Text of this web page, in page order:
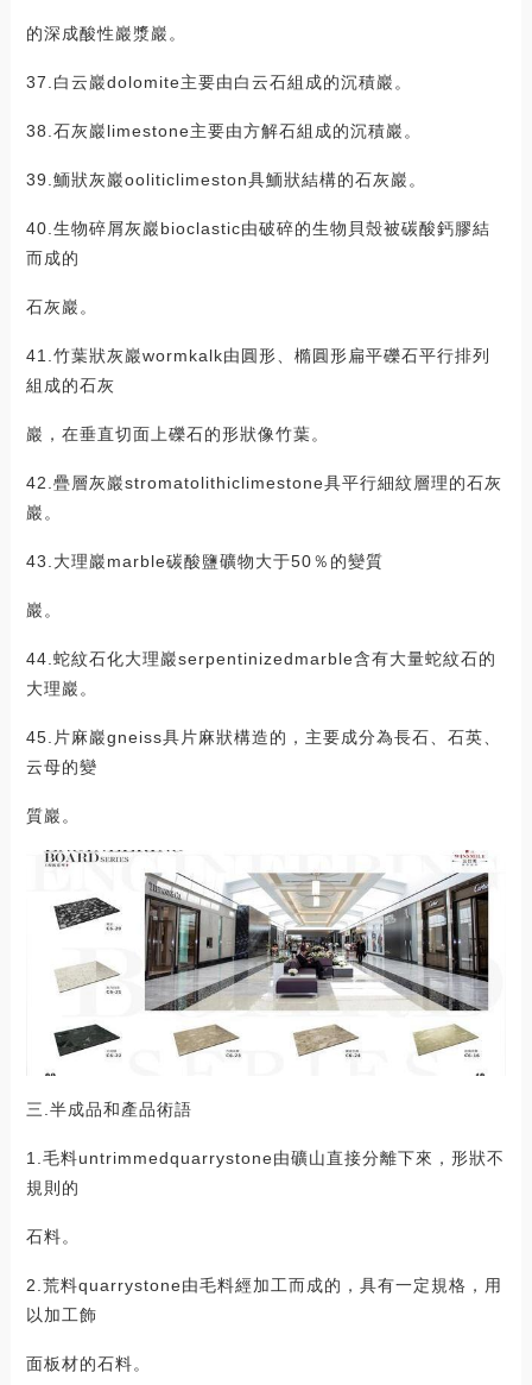
的深成酸性巖漿巖。
37.白云巖dolomite主要由白云石組成的沉積巖。
38.石灰巖limestone主要由方解石組成的沉積巖。
39.鮞狀灰巖ooliticlimeston具鮞狀結構的石灰巖。
40.生物碎屑灰巖bioclastic由破碎的生物貝殼被碳酸鈣膠結
而成的
石灰巖。
41.竹葉狀灰巖wormkalk由圓形、橢圓形扁平礫石平行排列
組成的石灰
巖，在垂直切面上礫石的形狀像竹葉。
42.疊層灰巖stromatolithiclimestone具平行細紋層理的石灰
巖。
43.大理巖marble碳酸鹽礦物大于50％的變質
巖。
44.蛇紋石化大理巖serpentinizedmarble含有大量蛇紋石的
大理巖。
45.片麻巖gneiss具片麻狀構造的，主要成分為長石、石英、
云母的變
質巖。
三.半成品和產品術語
1.毛料untrimmedquarrystone由礦山直接分離下來，形狀不
規則的
石料。
2.荒料quarrystone由毛料經加工而成的，具有一定規格，用
以加工飾
面板材的石料。